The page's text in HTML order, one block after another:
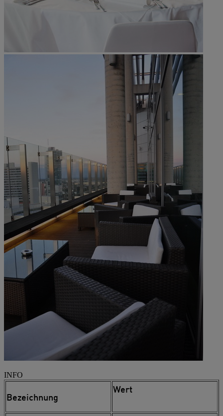
INFO
Bezeichnung
Wert